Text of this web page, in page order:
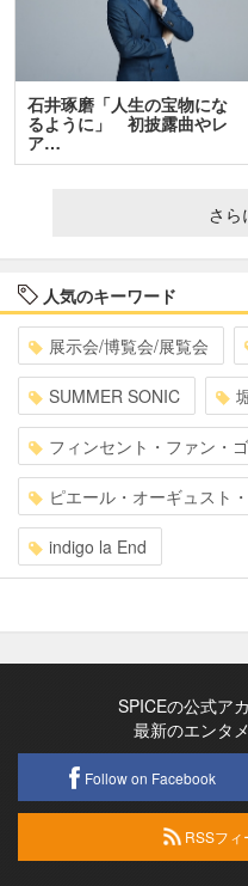
石井琢磨「人生の宝物にな
るように」 初披露曲やレ
ア…
さら
人気のキーワード
展示会/博覧会/展覧会
SUMMER SONIC
フィンセント・ファン・
ピエール・オーギュスト
indigo la End
SPICEの公式ア
最新のエンタ
Follow on Facebook
RSSフィ